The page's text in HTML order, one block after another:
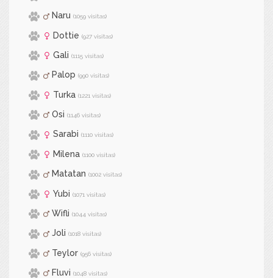
Naru (1059 visitas)
Dottie (927 visitas)
Gali (1115 visitas)
Palop (990 visitas)
Turka (1221 visitas)
Osi (1146 visitas)
Sarabi (1110 visitas)
Milena (1100 visitas)
Matatan (1002 visitas)
Yubi (1071 visitas)
Wifli (1044 visitas)
Joli (1018 visitas)
Teylor (956 visitas)
Fluvi (1048 visitas)